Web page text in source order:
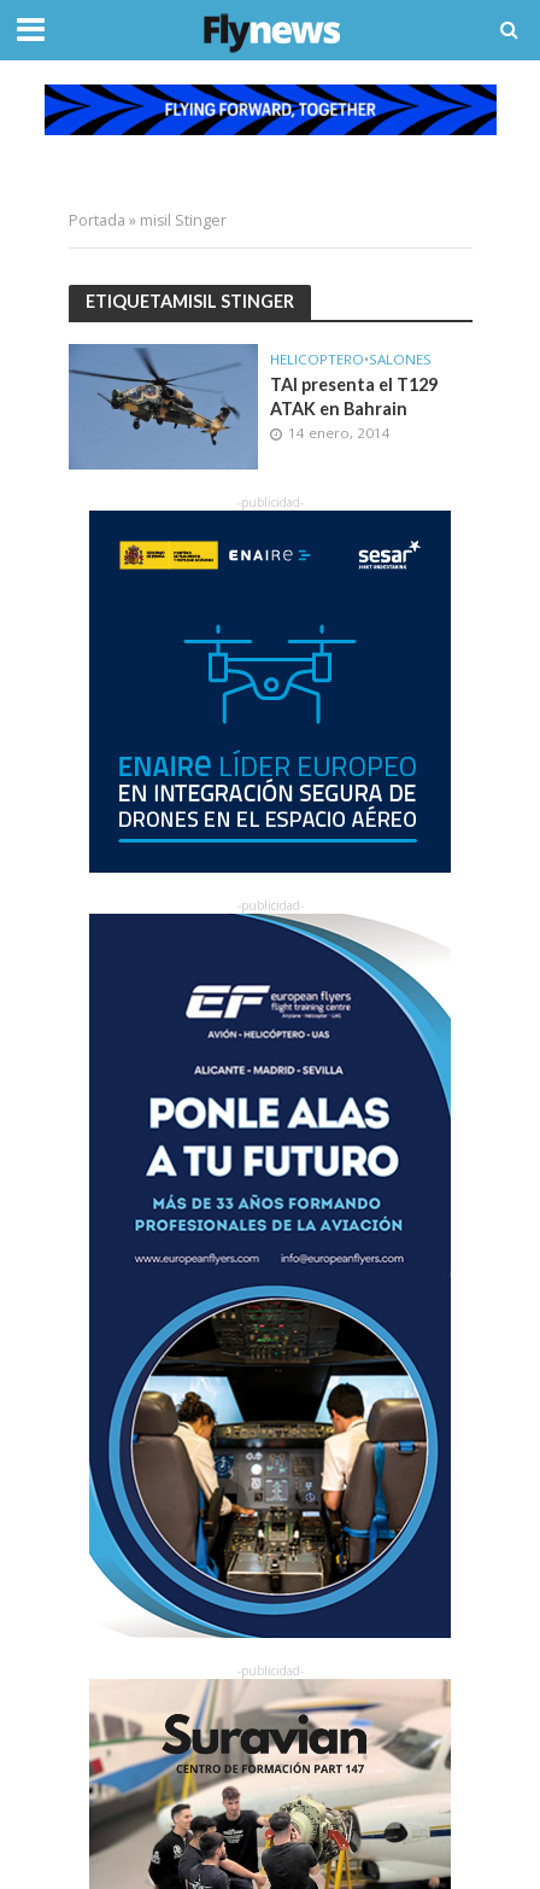
Portada » misil Stinger
ETIQUETAMISIL STINGER
HELICOPTERO•SALONES
TAI presenta el T129
ATAK en Bahrain
14 enero, 2014